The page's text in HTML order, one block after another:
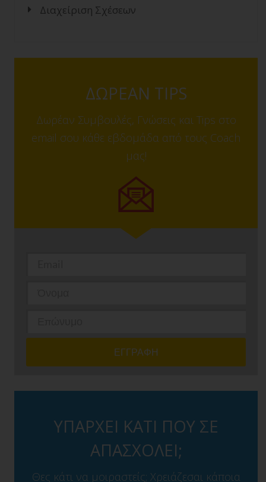
Διαχείριση Σχέσεων
ΔΩΡΕΑΝ TIPS
Δωρέαν Συμβουλές, Γνώσεις και Tips στο
email σου κάθε εβδομάδα από τους Coach
μας!
ΥΠΑΡΧΕΙ ΚΑΤΙ ΠΟΥ ΣΕ
ΑΠΑΣΧΟΛΕΙ;
Θες κάτι να μοιραστείς; Χρειάζεσαι κάποια